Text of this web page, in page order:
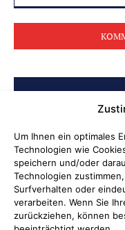
Um Ihnen ein optimales
Technologien wie
speichern und/oder
Technologien
Surfverhalten oder
verarbeiten. Wenn Sie
zurückziehen, können
BELIEBTE
Ni hao in
Lauter
Kulturring
Kultursaison